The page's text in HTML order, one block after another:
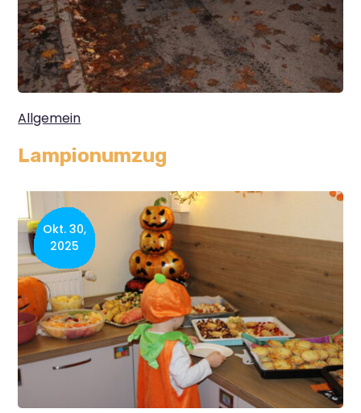
Lampionumzug
Allgemein
Okt. 30,
2025